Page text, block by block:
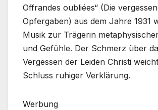
Offrandes oubliées“ (Die
Opfergaben) aus dem Jahre 1931
Musik zur Trägerin
und Gefühle. Der Schmerz über
Vergessen der Leiden Christi
Schluss ruhiger Verklärung.
Werbung